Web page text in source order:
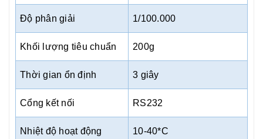
Độ phân giải 1/100.000
Khối lượng tiêu chuẩn 200g
Thời gian ổn định 3 giây
Cổng kết nối RS232
Nhiệt độ hoạt động 10-40*C